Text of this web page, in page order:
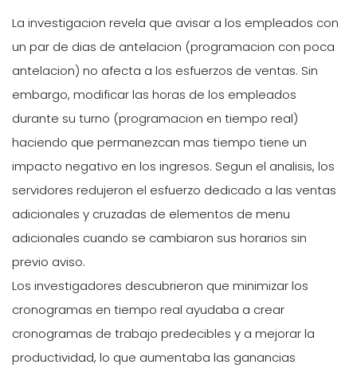
La investigacion revela que avisar a los empleados con
un par de dias de antelacion (programacion con poca
antelacion) no afecta a los esfuerzos de ventas. Sin
embargo, modificar las horas de los empleados
durante su turno (programacion en tiempo real)
haciendo que permanezcan mas tiempo tiene un
impacto negativo en los ingresos. Segun el analisis, los
servidores redujeron el esfuerzo dedicado a las ventas
adicionales y cruzadas de elementos de menu
adicionales cuando se cambiaron sus horarios sin
previo aviso.
Los investigadores descubrieron que minimizar los
cronogramas en tiempo real ayudaba a crear
cronogramas de trabajo predecibles y a mejorar la
productividad, lo que aumentaba las ganancias